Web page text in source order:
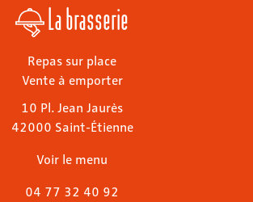
La brasserie
Repas sur place
Vente à emporter
10 Pl. Jean Jaurès
42000 Saint-Étienne
Voir le menu
04 77 32 40 92